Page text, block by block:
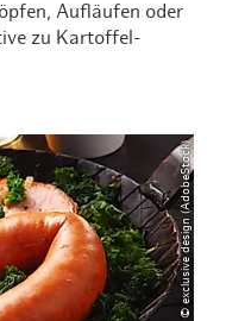
Aufläufen oder
zu Kartoffel-
© exclusive design (AdobeStock)